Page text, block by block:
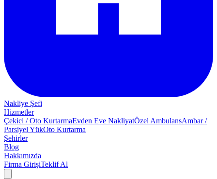
Nakliye Şefi
Hizmetler
Çekici / Oto KurtarmaEvden Eve NakliyatÖzel AmbulansAmbar /
Parsiyel YükOto Kurtarma
Şehirler
Blog
Hakkımızda
Firma GirişiTeklif Al